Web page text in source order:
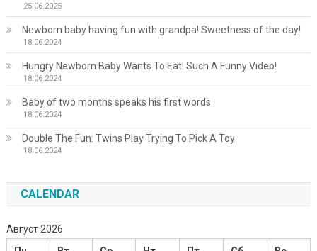
25.06.2025
Newborn baby having fun with grandpa! Sweetness of the day!
18.06.2024
Hungry Newborn Baby Wants To Eat! Such A Funny Video!
18.06.2024
Baby of two months speaks his first words
18.06.2024
Double The Fun: Twins Play Trying To Pick A Toy
18.06.2024
CALENDAR
Август 2026